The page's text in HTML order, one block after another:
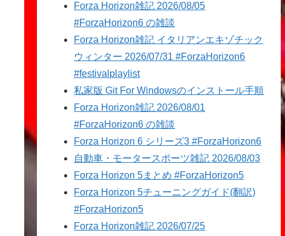
Forza Horizon雑記 2026/08/05
#ForzaHorizon6 の雑談
Forza Horizon雑記 イタリアンエキゾチック
ウィンター 2026/07/31 #ForzaHorizon6
#festivalplaylist
私家版 Git For Windowsのインストール手順
Forza Horizon雑記 2026/08/01
#ForzaHorizon6 の雑談
Forza Horizon 6 シリーズ3 #ForzaHorizon6
自動車・モータースポーツ雑記 2026/08/03
Forza Horizon 5まとめ #ForzaHorizon5
Forza Horizon 5チューニングガイド(翻訳)
#ForzaHorizon5
Forza Horizon雑記 2026/07/25